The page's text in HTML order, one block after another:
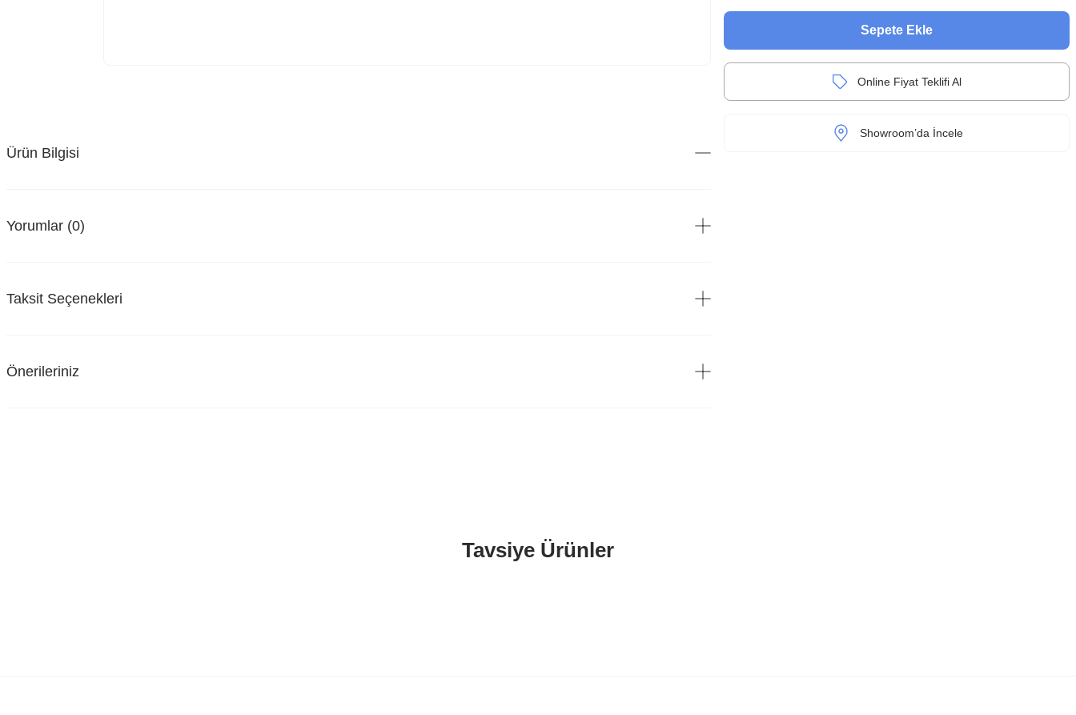
Ürün Bilgisi
Yorumlar (0)
Taksit Seçenekleri
Önerileriniz
Sepete Ekle
Online Fiyat Teklifi Al
Showroom’da İncele
Tavsiye Ürünler